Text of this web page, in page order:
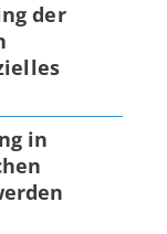
der
in